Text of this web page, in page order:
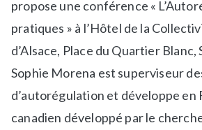
é
d
a
n
N
e
e
t
é
R
s
s
propose une conférence «
pratiques » à l’Hôtel de la
d’Alsace, Place du Quartier
Sophie Morena est superviseur
d’autorégulation et développe en
canadien développé par le